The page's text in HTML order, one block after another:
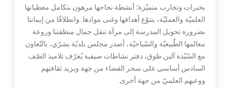
بخبرات وتجارب متميّزة؛ أنشطة نجاحها مرهون بتكامل معطياتها
العلميّة والعمليّة، بتنوّع أهدافها وغنى موادها. وانطلاقًا من إيماننا
بضرورة تحويل المدرسة إلى مرآة تنقل جمال منطقتنا وروعة
معالمها الطّبيعيّة والسّياحيّة، أصدر مجلس بلديّة بشرّي، بالتّعاون
مع السّيّدة آلين طوق، دفتر نشاطات صيفية يُعرّف تلاميذ الصّف
السادس أساسي على سحر القضاء من جهة ويزيد ثقافتهم
ووعيهم العلميّ من جهة أخرى.